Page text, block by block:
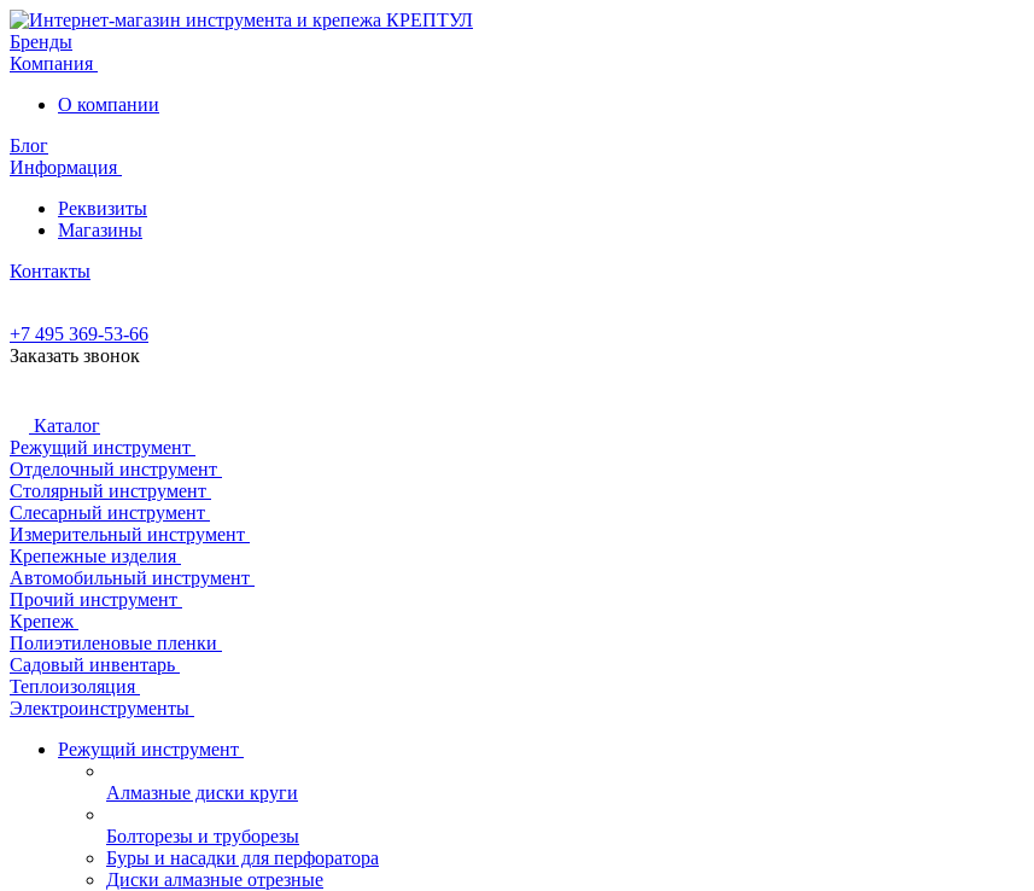
Бренды
Компания
О компании
Блог
Информация
Реквизиты
Магазины
Контакты
+7 495 369-53-66
Заказать звонок
Каталог
Режущий инструмент
Отделочный инструмент
Столярный инструмент
Слесарный инструмент
Измерительный инструмент
Крепежные изделия
Автомобильный инструмент
Прочий инструмент
Крепеж
Полиэтиленовые пленки
Садовый инвентарь
Теплоизоляция
Электроинструменты
Режущий инструмент
Алмазные диски круги
Болторезы и труборезы
Буры и насадки для перфоратора
Диски алмазные отрезные